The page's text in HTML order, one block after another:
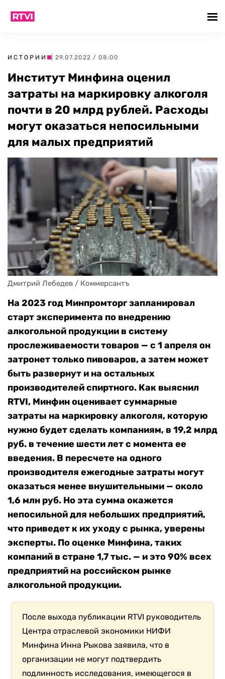
ИСТОРИИ | 29.07.2022 / 08:00
Институт Минфина оценил
затраты на маркировку алкоголя
почти в 20 млрд рублей. Расходы
могут оказаться непосильными
для малых предприятий
Дмитрий Лебедев / Коммерсантъ
На 2023 год Минпромторг запланировал
старт эксперимента по внедрению
алкогольной продукции в систему
прослеживаемости товаров — с 1 апреля он
затронет только пивоваров, а затем может
быть развернут и на остальных
производителей спиртного. Как выяснил
RTVI, Минфин оценивает суммарные
затраты на маркировку алкоголя, которую
нужно будет сделать компаниям, в 19,2 млрд
руб. в течение шести лет с момента ее
введения. В пересчете на одного
производителя ежегодные затраты могут
оказаться менее внушительными — около
1,6 млн руб. Но эта сумма окажется
непосильной для небольших предприятий,
что приведет к их уходу с рынка, уверены
эксперты. По оценке Минфина, таких
компаний в стране 1,7 тыс. — и это 90% всех
предприятий на российском рынке
алкогольной продукции.
После выхода публикации RTVI руководитель
Центра отраслевой экономики НИФИ
Минфина Инна Рыкова заявила, что в
организации не могут подтвердить
подлинность исследования, имеющегося в